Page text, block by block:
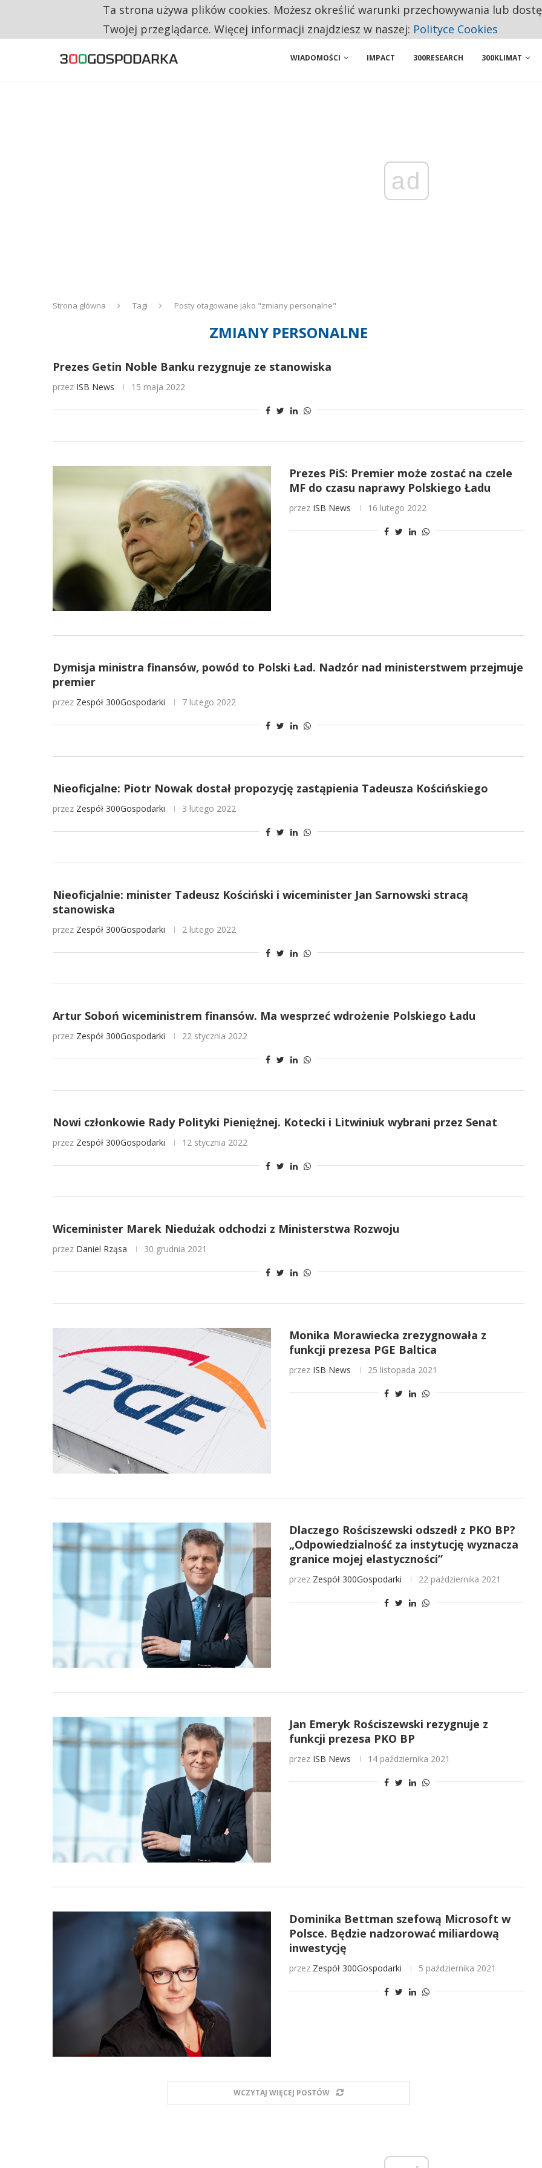
TRZECH NA CZTERECH PONOWNIE ZAŁOŻYŁOBY WŁASNĄ FIRMĘ. INNYM JUŻ TAK ŁATWO JEJ NIE POLECAJĄ
WIADOMOŚCI IMPACT 300RESEARCH 300KLIMAT
ad
Strona główna Tagi Posty otagowane jako "zmiany personalne"
ZMIANY PERSONALNE
Prezes Getin Noble Banku rezygnuje ze stanowiska
przez ISB News 15 maja 2022
Prezes PiS: Premier może zostać na czele
MF do czasu naprawy Polskiego Ładu
przez ISB News 16 lutego 2022
Dymisja ministra finansów, powód to Polski Ład. Nadzór nad ministerstwem przejmuje
premier
przez Zespół 300Gospodarki 7 lutego 2022
Nieoficjalne: Piotr Nowak dostał propozycję zastąpienia Tadeusza Kościńskiego
przez Zespół 300Gospodarki 3 lutego 2022
Nieoficjalnie: minister Tadeusz Kościński i wiceminister Jan Sarnowski stracą
stanowiska
przez Zespół 300Gospodarki 2 lutego 2022
Artur Soboń wiceministrem finansów. Ma wesprzeć wdrożenie Polskiego Ładu
przez Zespół 300Gospodarki 22 stycznia 2022
Nowi członkowie Rady Polityki Pieniężnej. Kotecki i Litwiniuk wybrani przez Senat
przez Zespół 300Gospodarki 12 stycznia 2022
Wiceminister Marek Niedużak odchodzi z Ministerstwa Rozwoju
przez Daniel Rząsa 30 grudnia 2021
Monika Morawiecka zrezygnowała z
funkcji prezesa PGE Baltica
przez ISB News 25 listopada 2021
Dlaczego Rościszewski odszedł z PKO BP?
„Odpowiedzialność za instytucję wyznacza
granice mojej elastyczności”
przez Zespół 300Gospodarki 22 października 2021
Jan Emeryk Rościszewski rezygnuje z
funkcji prezesa PKO BP
przez ISB News 14 października 2021
Dominika Bettman szefową Microsoft w
Polsce. Będzie nadzorować miliardową
inwestycję
przez Zespół 300Gospodarki 5 października 2021
WCZYTAJ WIĘCEJ POSTÓW
Ta strona używa plików cookies. Możesz określić warunki przechowywania lub
Twojej przeglądarce. Więcej informacji znajdziesz w naszej: Polityce Cookies